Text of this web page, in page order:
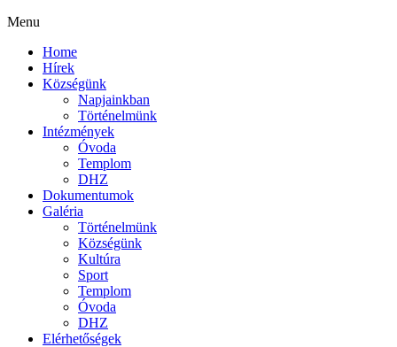
Menu
Home
Hírek
Községünk
Napjainkban
Történelmünk
Intézmények
Óvoda
Templom
DHZ
Dokumentumok
Galéria
Történelmünk
Községünk
Kultúra
Sport
Templom
Óvoda
DHZ
Elérhetőségek